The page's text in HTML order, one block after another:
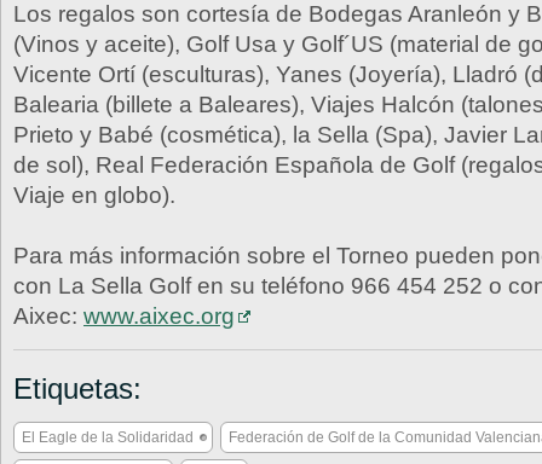
Los regalos son cortesía de Bodegas Aranleón y
(Vinos y aceite), Golf Usa y Golf´US (material de
Vicente Ortí (esculturas), Yanes (Joyería), Lladró
Balearia (billete a Baleares), Viajes Halcón
Prieto y Babé (cosmética), la Sella (Spa), Javier
de sol), Real Federación Española de Golf
Viaje en globo).
Para más información sobre el Torneo pueden
con La Sella Golf en su teléfono 966 454 252 o
Aixec: www.aixec.org
Etiquetas:
El Eagle de la Solidaridad Federación de Golf de la Comunidad